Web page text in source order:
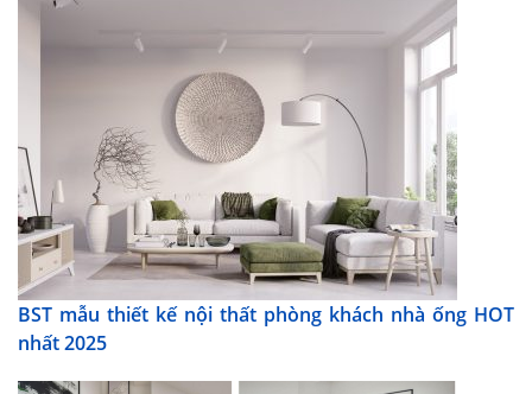
BST mẫu thiết kế nội thất phòng khách nhà ống HOT
nhất 2025